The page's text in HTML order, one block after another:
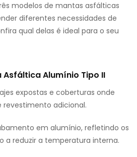
modelos de mantas asfálticas
diferentes necessidades de
qual delas é ideal para o seu
Asfáltica Alumínio Tipo II
expostas e coberturas onde
revestimento adicional.
em alumínio, refletindo os
a reduzir a temperatura interna.